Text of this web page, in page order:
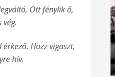
Ott fénylik ő,
vég.
Hozz vigaszt,
hív.